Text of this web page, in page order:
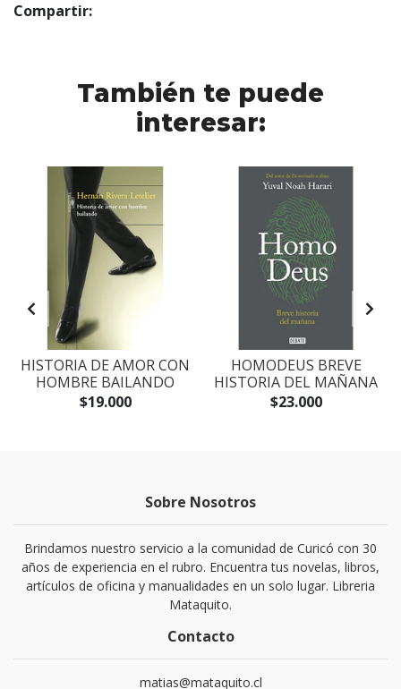
Compartir:
También te puede
interesar:
HISTORIA DE AMOR CON
HOMBRE BAILANDO
$19.000
HOMODEUS BREVE
HISTORIA DEL MAÑANA
$23.000
Sobre Nosotros
Brindamos nuestro servicio a la comunidad de Curicó con 30
años de experiencia en el rubro. Encuentra tus novelas, libros,
artículos de oficina y manualidades en un solo lugar. Libreria
Mataquito.
Contacto
matias@mataquito.cl